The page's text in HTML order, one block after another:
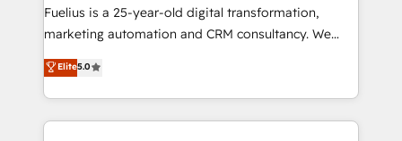
other ones listed in our profile. Our services: -
HubSpot implementation - HubSpot CMS website
is there for you to: - Grow revenue, and run your
business more efficiently - Build stronger
Fuelius is a 25-year-old digital transformation,
marketing automation and CRM consultancy. We
enable mid-market and enterprise clients to
maximise their return from digital and fuel their
growth. We modernise platforms, streamline
operations that are causing inefficiencies, improve
Elite5.0